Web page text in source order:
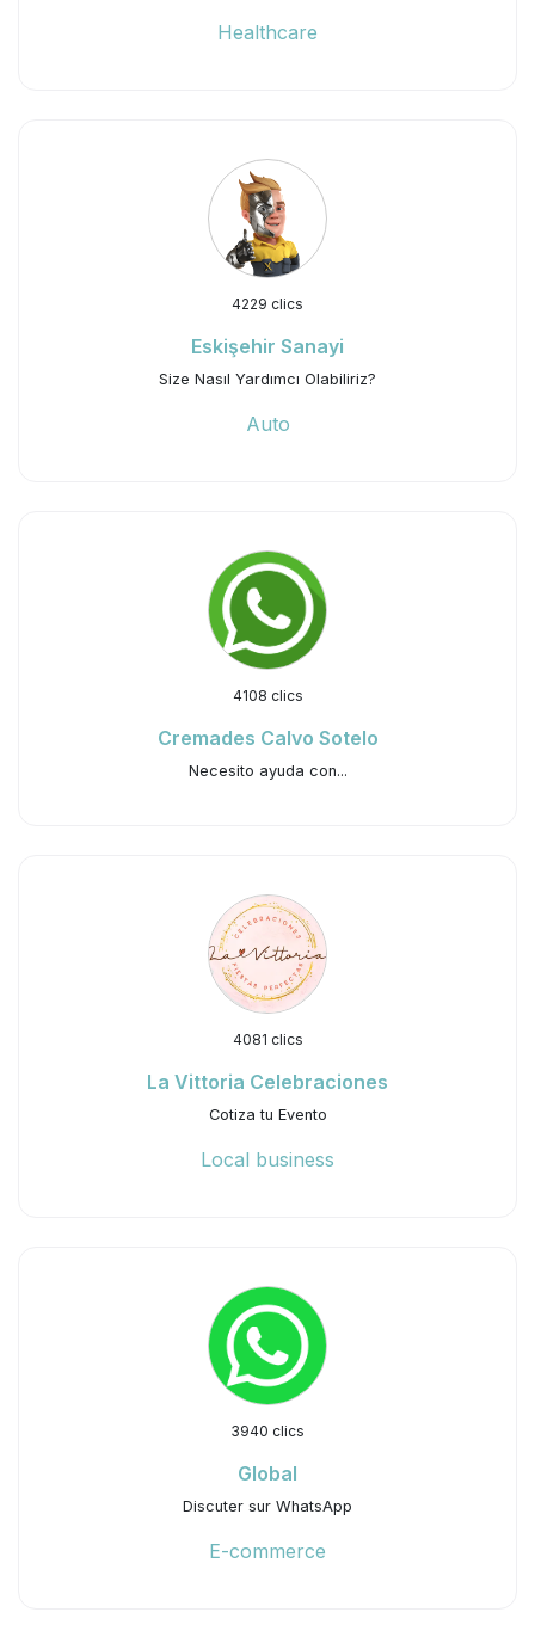
Healthcare
4229 clics
Eskişehir Sanayi
Size Nasıl Yardımcı Olabiliriz?
Auto
4108 clics
Cremades Calvo Sotelo
Necesito ayuda con...
4081 clics
La Vittoria Celebraciones
Cotiza tu Evento
Local business
3940 clics
Global
Discuter sur WhatsApp
E-commerce